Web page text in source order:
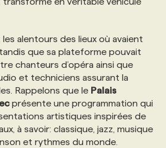
NOS FORMATIONS
DE SUBVENTIONS
NOUS
les alentours des lieux où avaient
que sa plateforme pouvait
chanteurs d’opéra ainsi que
et techniciens assurant la
Rappelons que le Palais
présente une programmation qui
artistiques inspirées de
à savoir: classique, jazz, musique
et rythmes du monde.